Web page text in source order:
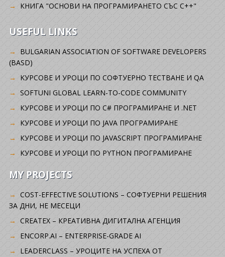
КНИГА "ОСНОВИ НА ПРОГРАМИРАНЕТО СЪС C++"
USEFUL LINKS
BULGARIAN ASSOCIATION OF SOFTWARE DEVELOPERS
(BASD)
KУРСОВЕ И УРОЦИ ПО СОФТУЕРНО ТЕСТВАНЕ И QA
SOFTUNI GLOBAL LEARN-TO-CODE COMMUNITY
КУРСОВЕ И УРОЦИ ПО C# ПРОГРАМИРАНЕ И .NET
КУРСОВЕ И УРОЦИ ПО JAVA ПРОГРАМИРАНЕ
КУРСОВЕ И УРОЦИ ПО JAVASCRIPT ПРОГРАМИРАНЕ
КУРСОВЕ И УРОЦИ ПО PYTHON ПРОГРАМИРАНЕ
MY PROJECTS
COST-EFFECTIVE SOLUTIONS – СОФТУЕРНИ РЕШЕНИЯ
ЗА ДНИ, НЕ МЕСЕЦИ
CREATEX – КРЕАТИВНА ДИГИТАЛНА АГЕНЦИЯ
ENCORP.AI – ENTERPRISE-GRADE AI
LEADERCLASS – УРОЦИТЕ НА УСПЕХА ОТ